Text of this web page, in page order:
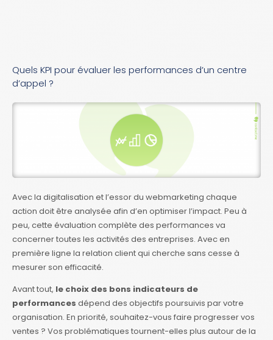
Quels KPI pour évaluer les performances d’un centre
d’appel ?
Avec la digitalisation et l’essor du webmarketing chaque
action doit être analysée afin d’en optimiser l’impact. Peu à
peu, cette évaluation complète des performances va
concerner toutes les activités des entreprises. Avec en
première ligne la relation client qui cherche sans cesse à
mesurer son efficacité.
Avant tout, le choix des bons indicateurs de
performances dépend des objectifs poursuivis par votre
organisation. En priorité, souhaitez-vous faire progresser vos
ventes ? Vos problématiques tournent-elles plus autour de la